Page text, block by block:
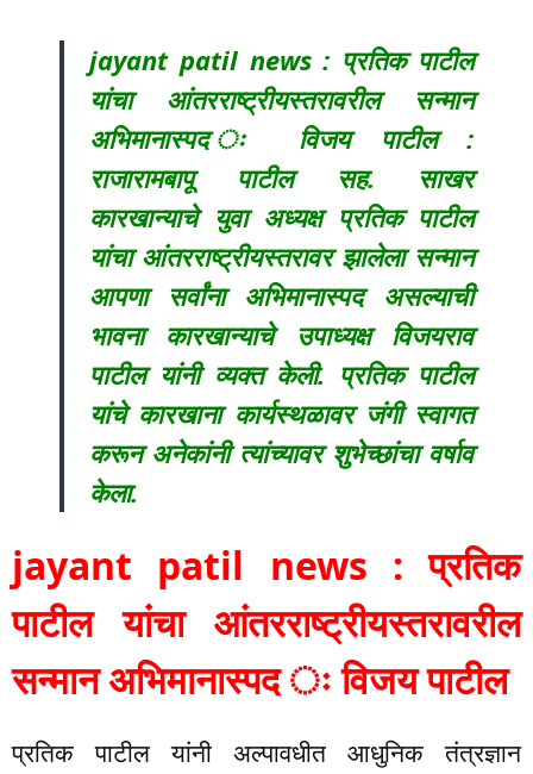
jayant patil news : प्रतिक पाटील
यांचा आंतरराष्ट्रीयस्तरावरील सन्मान
अभिमानास्पद ः विजय पाटील :
राजारामबापू पाटील सह. साखर
कारखान्याचे युवा अध्यक्ष प्रतिक पाटील
यांचा आंतरराष्ट्रीयस्तरावर झालेला सन्मान
आपणा सर्वांना अभिमानास्पद असल्याची
भावना कारखान्याचे उपाध्यक्ष विजयराव
पाटील यांनी व्यक्त केली. प्रतिक पाटील
यांचे कारखाना कार्यस्थळावर जंगी स्वागत
करून अनेकांनी त्यांच्यावर शुभेच्छांचा वर्षाव
केला.
jayant patil news : प्रतिक
पाटील यांचा आंतरराष्ट्रीयस्तरावरील
सन्मान अभिमानास्पद ः विजय पाटील
प्रतिक पाटील यांनी अल्पावधीत आधुनिक तंत्रज्ञान